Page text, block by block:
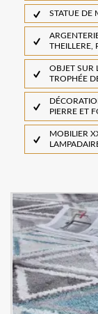
STATUE DE
THEILLERE,
OBJET SUR
TROPHÉE
PIERRE ET
MOBILIER